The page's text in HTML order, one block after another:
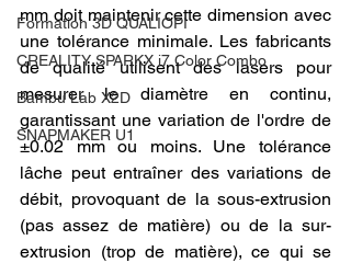
Formation 3D QUALIOPI
CREALITY SPARKX i7 Color Combo
Bambu Lab X2D
SNAPMAKER U1
mm doit maintenir cette dimension avec
une tolérance minimale. Les fabricants
de qualité utilisent des lasers pour
mesurer le diamètre en continu,
garantissant une variation de l'ordre de
±0.02 mm ou moins. Une tolérance
lâche peut entraîner des variations de
débit, provoquant de la sous-extrusion
(pas assez de matière) ou de la sur-
extrusion (trop de matière), ce qui se